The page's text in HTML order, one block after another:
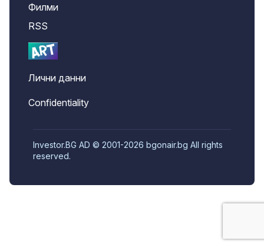
Филми
RSS
Лични данни
Confidentiality
Investor.BG AD © 2001-2026 bgonair.bg All rights
reserved.